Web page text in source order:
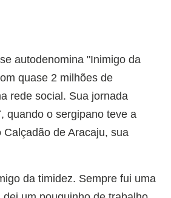
autodenomina "Inimigo da
quase 2 milhões de
rede social. Sua jornada
quando o sergipano teve a
Calçadão de Aracaju, sua
da timidez. Sempre fui uma